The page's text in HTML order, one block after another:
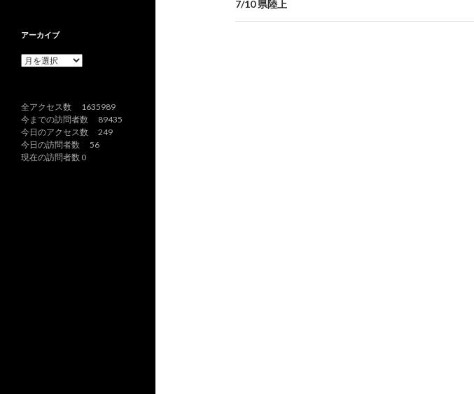
ナ
7/10 県陸上
アーカイブ
ア
ブ
全アクセス数 1635989
今までの訪問者数 89435
今日のアクセス数 249
今日の訪問者数 56
現在の訪問者数 0